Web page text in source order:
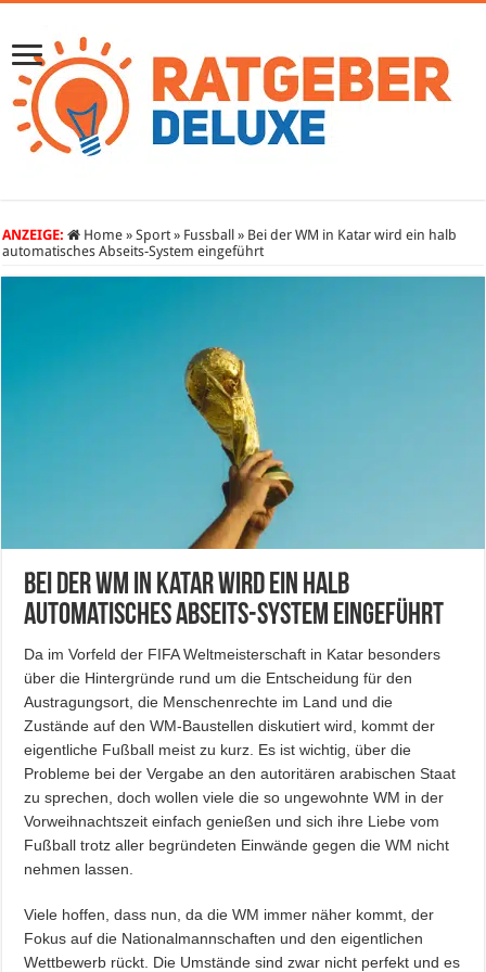
ANZEIGE: Home » Sport » Fussball » Bei der WM in Katar wird ein halb
automatisches Abseits-System eingeführt
Bei der WM in Katar wird ein halb
automatisches Abseits-System eingeführt
Da im Vorfeld der FIFA Weltmeisterschaft in Katar besonders
über die Hintergründe rund um die Entscheidung für den
Austragungsort, die Menschenrechte im Land und die
Zustände auf den WM-Baustellen diskutiert wird, kommt der
eigentliche Fußball meist zu kurz. Es ist wichtig, über die
Probleme bei der Vergabe an den autoritären arabischen Staat
zu sprechen, doch wollen viele die so ungewohnte WM in der
Vorweihnachtszeit einfach genießen und sich ihre Liebe vom
Fußball trotz aller begründeten Einwände gegen die WM nicht
nehmen lassen.
Viele hoffen, dass nun, da die WM immer näher kommt, der
Fokus auf die Nationalmannschaften und den eigentlichen
Wettbewerb rückt. Die Umstände sind zwar nicht perfekt und es